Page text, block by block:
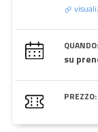
QUANDO:
su
PREZZO: